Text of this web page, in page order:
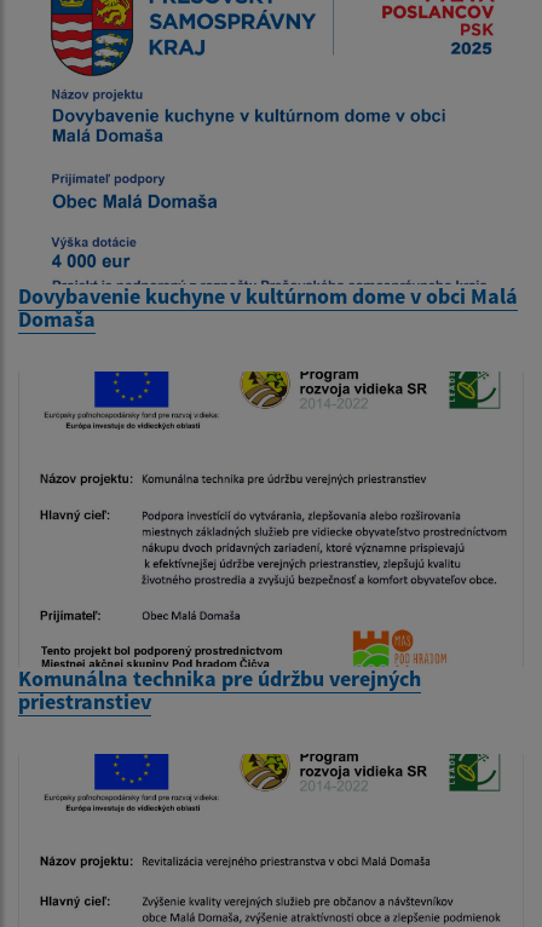
Dovybavenie kuchyne v kultúrnom dome v obci Malá
Domaša
Komunálna technika pre údržbu verejných
priestranstiev